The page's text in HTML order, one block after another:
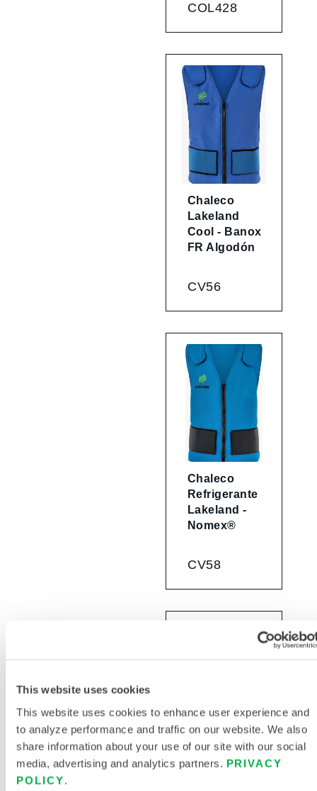
This website uses cookies
This website uses cookies to enhance user experience and
to analyze performance and traffic on our website. We also
share information about your use of our site with our social
media, advertising and analytics partners. PRIVACY
POLICY.
COL428
CV56
Chaleco
Lakeland
Cool - Banox
FR Algodón
CV58
Chaleco
Refrigerante
Lakeland -
Nomex®
Chaleco